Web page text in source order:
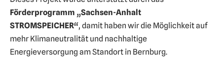
Förderprogramm „Sachsen-Anhalt
STROMSPEICHER“, damit haben wir die Möglichkeit auf
mehr Klimaneutralität und nachhaltige
Energieversorgung am Standort in Bernburg.